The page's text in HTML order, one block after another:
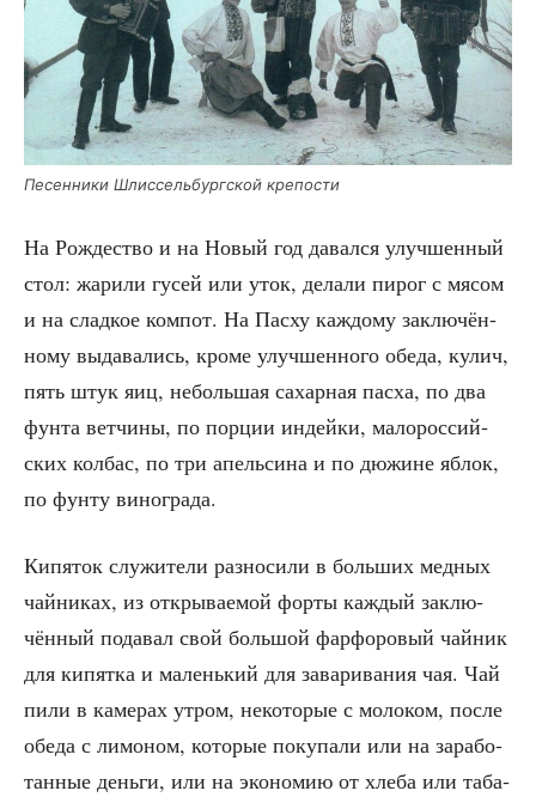
Песен­ни­ки Шлис­сель­бург­ской крепости
На Рож­де­ство и на Новый год давал­ся улуч­шен­ный
стол: жари­ли гусей или уток, дела­ли пирог с мясом
и на слад­кое ком­пот. На Пас­ху каж­до­му заклю­чён­
но­му выда­ва­лись, кро­ме улуч­шен­но­го обе­да, кулич,
пять штук яиц, неболь­шая сахар­ная пас­ха, по два
фун­та вет­чи­ны, по пор­ции индей­ки, мало­рос­сий­
ских кол­бас, по три апель­си­на и по дюжине яблок,
по фун­ту винограда.
Кипя­ток слу­жи­те­ли раз­но­си­ли в боль­ших мед­ных
чай­ни­ках, из откры­ва­е­мой фор­ты каж­дый заклю­
чён­ный пода­вал свой боль­шой фар­фо­ро­вый чай­ник
для кипят­ка и малень­кий для зава­ри­ва­ния чая. Чай
пили в каме­рах утром, неко­то­рые с моло­ком, после
обе­да с лимо­ном, кото­рые поку­па­ли или на зара­бо­
тан­ные день­ги, или на эко­но­мию от хле­ба или таба­